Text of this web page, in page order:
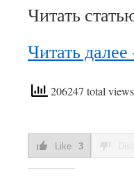
Читать
Читать далее
206247 total views
Like 3